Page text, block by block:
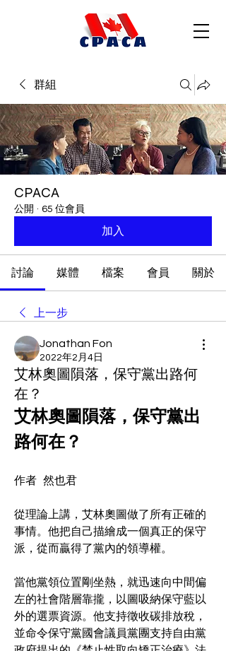
群組
CPACA
公開 · 65 位會員
加入
討論 媒體 檔案 會員 關於
上一步
Jonathan Fon
2022年2月4日
艾林奧圖隕落，保守黨出路何
在？
艾林奧圖隕落，保守黨出
路何在？
作者   然也君
從理論上講，艾林奧圖做了所有正確的
事情。他把自己描繪成一個真正的保守
派，從而贏得了黨內的領導權。
當他黨領位置剛坐熱，就迅速向中間偏
左的社會階層靠攏，以圖吸納保守藍以
外的選票資源。他支持徵收碳排放稅，
並命令保守黨國會議員黨團支持自由黨